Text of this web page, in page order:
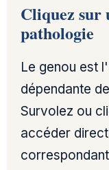
Cliquez sur
pathologie
Le genou est
dépendante
Survolez ou
accéder